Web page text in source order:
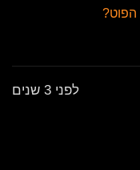
הפוט?
לפני 3 שנים